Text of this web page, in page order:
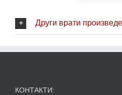
Други врати
КОНТАКТИ: